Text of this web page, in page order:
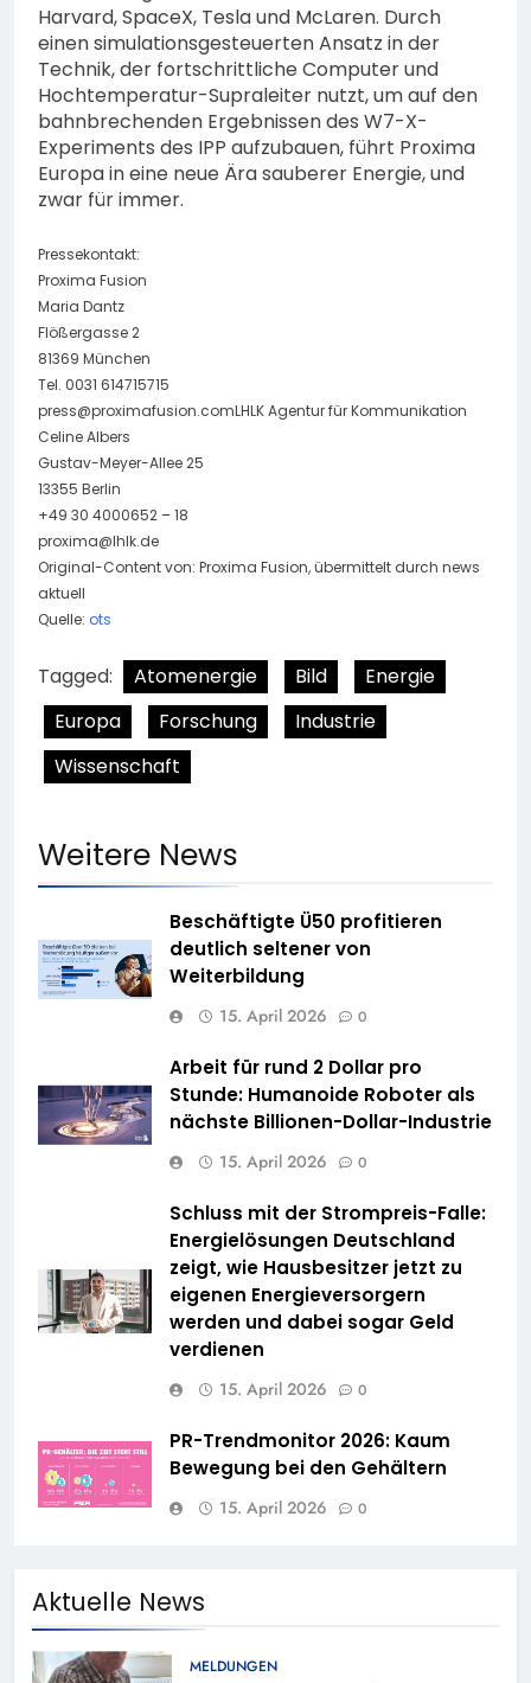
Harvard, SpaceX, Tesla und McLaren. Durch
einen simulationsgesteuerten Ansatz in der
Technik, der fortschrittliche Computer und
Hochtemperatur-Supraleiter nutzt, um auf den
bahnbrechenden Ergebnissen des W7-X-
Experiments des IPP aufzubauen, führt Proxima
Europa in eine neue Ära sauberer Energie, und
zwar für immer.
Pressekontakt:
Proxima Fusion
Maria Dantz
Flößergasse 2
81369 München
Tel. 0031 614715715
press@proximafusion.comLHLKAgentur für Kommunikation
Celine Albers
Gustav-Meyer-Allee 25
13355 Berlin
+49 30 4000652 – 18
proxima@lhlk.de
Original-Content von: Proxima Fusion, übermittelt durch news
aktuell
Quelle: ots
Tagged: Atomenergie Bild
Energie
Europa
Forschung
Industrie
Wissenschaft
Weitere News
Beschäftigte Ü50 profitieren
deutlich seltener von
Weiterbildung
15. April 2026 0
Arbeit für rund 2 Dollar pro
Stunde: Humanoide Roboter als
nächste Billionen-Dollar-Industrie
15. April 2026 0
Schluss mit der Strompreis-Falle:
Energielösungen Deutschland
zeigt, wie Hausbesitzer jetzt zu
eigenen Energieversorgern
werden und dabei sogar Geld
verdienen
15. April 2026 0
PR-Trendmonitor 2026: Kaum
Bewegung bei den Gehältern
15. April 2026 0
Aktuelle News
MELDUNGEN